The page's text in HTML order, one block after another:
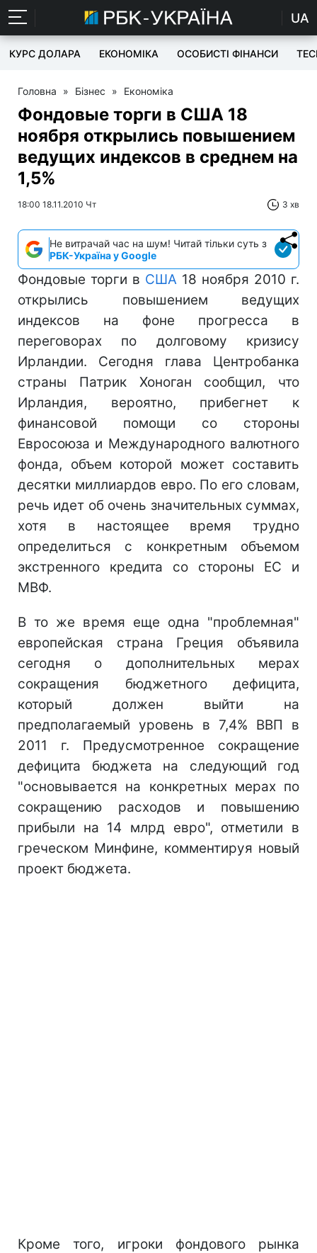
UA
КУРС ДОЛАРА ЕКОНОМІКА ОСОБИСТІ ФІНАНСИ
Головна » Бізнес » Економіка
Фондовые торги в США 18
ноября открылись повышением
ведущих индексов в среднем на
1,5%
18:00 18.11.2010 Чт 3 хв
Не витрачай час на шум! Читай тільки суть з
РБК-Україна у Google
Фондовые торги в США 18 ноября 2010 г.
открылись повышением ведущих
индексов на фоне прогресса в
переговорах по долговому кризису
Ирландии. Сегодня глава Центробанка
страны Патрик Хоноган сообщил, что
Ирландия, вероятно, прибегнет к
финансовой помощи со стороны
Евросоюза и Международного валютного
фонда, объем которой может составить
десятки миллиардов евро. По его словам,
речь идет об очень значительных суммах,
хотя в настоящее время трудно
определиться с конкретным объемом
экстренного кредита со стороны ЕС и
МВФ.
В то же время еще одна "проблемная"
европейская страна Греция объявила
сегодня о дополнительных мерах
сокращения бюджетного дефицита,
который должен выйти на
предполагаемый уровень в 7,4% ВВП в
2011 г. Предусмотренное сокращение
дефицита бюджета на следующий год
"основывается на конкретных мерах по
сокращению расходов и повышению
прибыли на 14 млрд евро", отметили в
греческом Минфине, комментируя новый
проект бюджета.
Кроме того, игроки фондового рынка